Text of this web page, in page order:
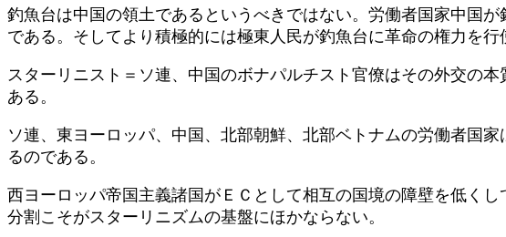
釣魚台は中国の領土であるというべきではない。労働者国家中国
である。そしてより積極的には極東人民が釣魚台に革命の権力を行
スターリニスト＝ソ連、中国のボナパルチスト官僚はその外交の
ある。
ソ連、東ヨーロッパ、中国、北部朝鮮、北部ベトナムの労働者国
るのである。
西ヨーロッパ帝国主義諸国がＥＣとして相互の国境の障壁を低く
分割こそがスターリニズムの基盤にほかならない。